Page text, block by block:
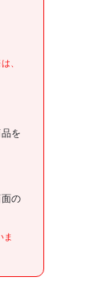
、
を
の
ま